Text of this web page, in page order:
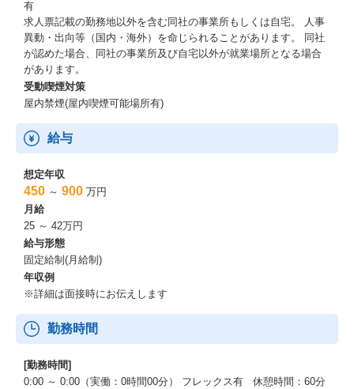
有
求人票記載の勤務地以外を含む同社の事業所もしくは自宅。 人事
異動・出向等（国内・海外）を命じられることがあります。 同社
が認めた場合、同社の事業所及び自宅以外が就業場所となる場合
があります。
受動喫煙対策
屋内禁煙(屋内喫煙可能場所有)
給与
想定年収
450 ～ 900 万円
月給
25 ～ 42万円
給与形態
固定給制(月給制)
年収例
※詳細は面接時にお伝えします
勤務時間
[勤務時間]
0:00 ～ 0:00（実働：0時間00分） フレックス有 休憩時間：60分